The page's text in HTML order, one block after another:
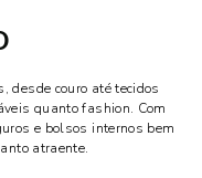
desde couro até tecidos
quanto fashion. Com
e bolsos internos bem
atraente.